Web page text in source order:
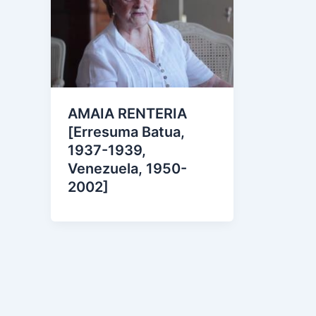
AMAIA RENTERIA
[Erresuma Batua,
1937-1939,
Venezuela, 1950-
2002]